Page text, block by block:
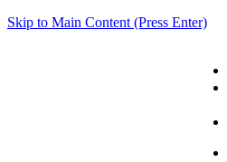
Skip to Main Content (Press Enter)